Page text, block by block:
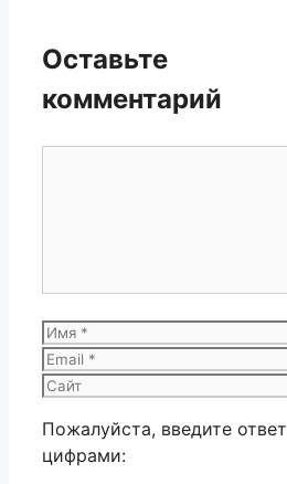
Оставьте
комментарий
Имя
Email
Сайт
Пожалуйста, введите ответ
цифрами: